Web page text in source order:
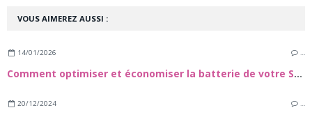
VOUS AIMEREZ AUSSI :
14/01/2026 …
Comment optimiser et économiser la batterie de votre Samsung Galaxy S24
20/12/2024 …